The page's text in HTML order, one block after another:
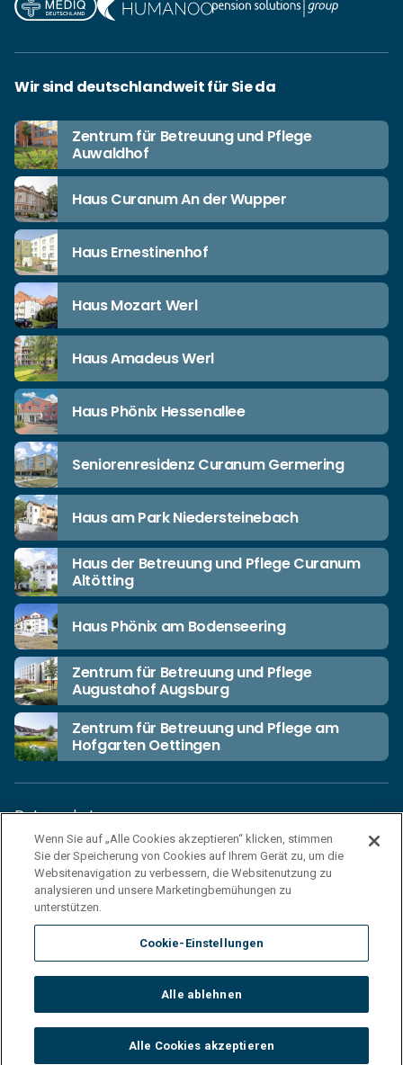
Wir sind deutschlandweit für Sie da
Zentrum für Betreuung und Pflege
Auwaldhof
Haus Curanum An der Wupper
Haus Ernestinenhof
Haus Mozart Werl
Haus Amadeus Werl
Haus Phönix Hessenallee
Seniorenresidenz Curanum Germering
Haus am Park Niedersteinebach
Haus der Betreuung und Pflege Curanum
Altötting
Haus Phönix am Bodenseering
Zentrum für Betreuung und Pflege
Augustahof Augsburg
Zentrum für Betreuung und Pflege am
Hofgarten Oettingen
© 2026 Korian Deutschland GmbH
Datenschutz
Unsere Netiquette
Einkaufsbedingungen
Haftungsausschluss
Impressum
Cookies
Wenn Sie auf „Alle Cookies akzeptieren“ klicken, stimmen
Sie der Speicherung von Cookies auf Ihrem Gerät zu, um die
Websitenavigation zu verbessern, die Websitenutzung zu
analysieren und unsere Marketingbemühungen zu
unterstützen.
Cookie-Einstellungen
Alle ablehnen
Alle Cookies akzeptieren